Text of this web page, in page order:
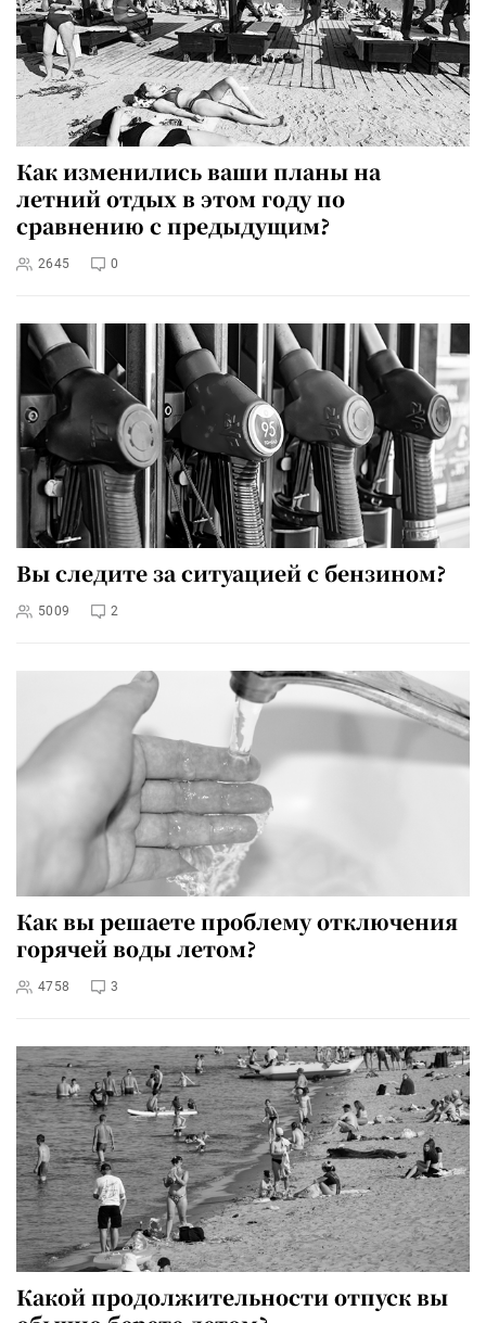
Как изменились ваши планы на
летний отдых в этом году по
сравнению с предыдущим?
2645 0
Вы следите за ситуацией с бензином?
5009 2
Как вы решаете проблему отключения
горячей воды летом?
4758 3
Какой продолжительности отпуск вы